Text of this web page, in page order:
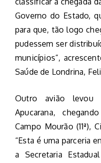
Governo do Estado,
para que, tão logo
pudessem ser
municípios”,
Saúde de Londrina,
Outro avião levou
Apucarana,
Campo Mourão (11ª),
“Esta é uma parceria
a Secretaria